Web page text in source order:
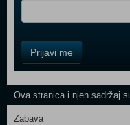
Field
One
Prijavi me
Ova stranica i njen sadržaj
Zabava